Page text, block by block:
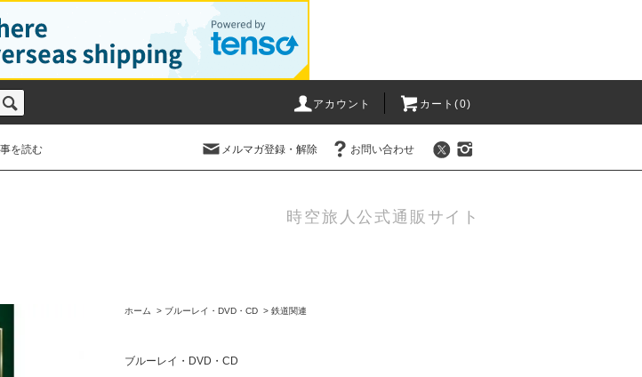
アカウント カート(0)
を読む メルマガ登録・解除 お問い合わせ
時空旅人公式通販サイト
ホーム > ブルーレイ・DVD・CD > 鉄道関連
ブルーレイ・DVD・CD